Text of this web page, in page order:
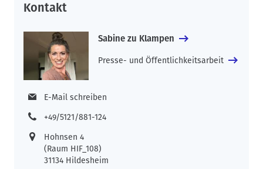
Kontakt
Sabine zu Klampen
Presse- und Öffentlichkeitsarbeit
E-Mail schreiben
+49/5121/881-124
Hohnsen 4
(Raum HIF_108)
31134 Hildesheim